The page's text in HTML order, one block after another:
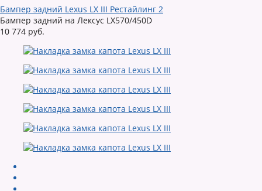
Бампер задний Lexus LX III Рестайлинг 2
Бампер задний на Лексус LX570/450D
10 774 руб.